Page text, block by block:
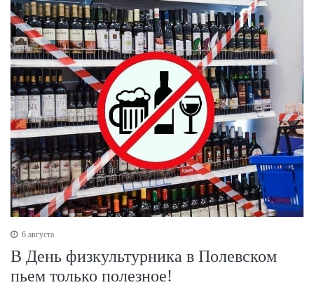
6 августа
В День физкультурника в Полевском
пьем только полезное!